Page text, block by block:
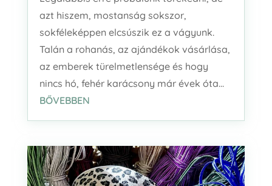
azt hiszem, mostanság sokszor,
sokféleképpen elcsúszik ez a vágyunk.
Talán a rohanás, az ajándékok vásárlása,
az emberek türelmetlensége és hogy
nincs hó, fehér karácsony már évek óta...
BŐVEBBEN